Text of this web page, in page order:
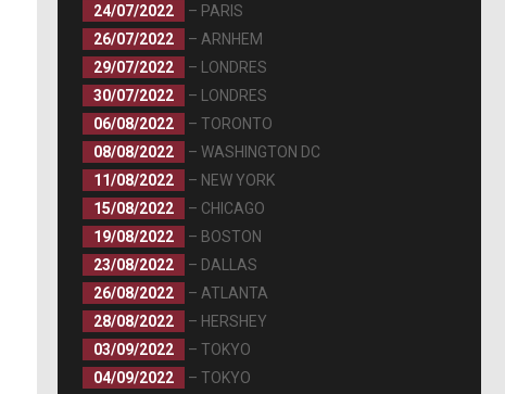
24/07/2022
– PARIS
26/07/2022
– ARNHEM
29/07/2022
– LONDRES
30/07/2022
– LONDRES
06/08/2022
– TORONTO
08/08/2022
– WASHINGTON DC
11/08/2022
– NEW YORK
15/08/2022
– CHICAGO
19/08/2022
– BOSTON
23/08/2022
– DALLAS
26/08/2022
– ATLANTA
28/08/2022
– HERSHEY
03/09/2022
– TOKYO
04/09/2022
– TOKYO